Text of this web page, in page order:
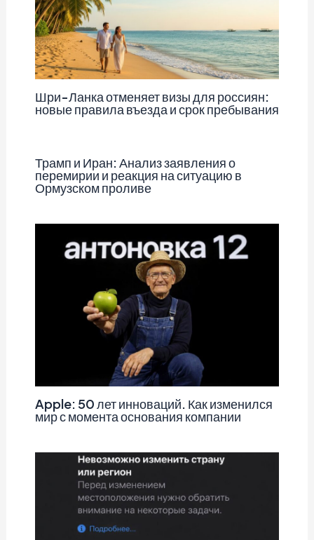
Шри-Ланка отменяет визы для россиян:
новые правила въезда и срок пребывания
Трамп и Иран: Анализ заявления о
перемирии и реакция на ситуацию в
Ормузском проливе
Apple: 50 лет инноваций. Как изменился
мир с момента основания компании